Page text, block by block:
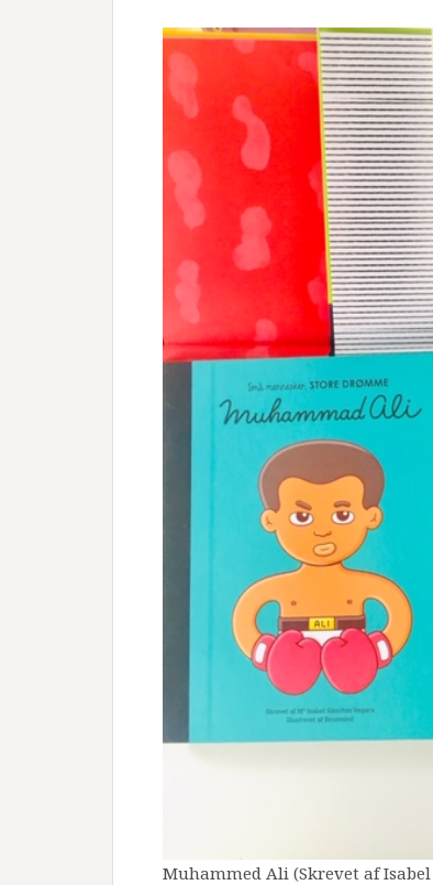
Muhammed Ali (Skrevet af